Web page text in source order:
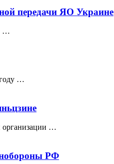
передачи ЯО Украине
…
…
…
РФ